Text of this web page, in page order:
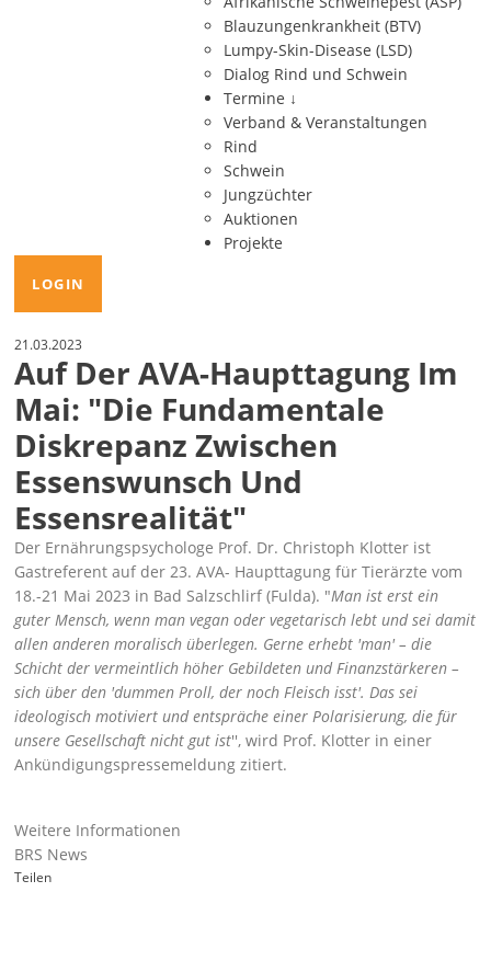
Blauzungenkrankheit (BTV)
Lumpy-Skin-Disease (LSD)
Dialog Rind und Schwein
Termine ↓
Verband & Veranstaltungen
Rind
Schwein
Jungzüchter
Auktionen
Projekte
LOGIN
21.03.2023
Auf Der AVA-Haupttagung Im
Mai: "Die Fundamentale
Diskrepanz Zwischen
Essenswunsch Und
Essensrealität"
Der Ernährungspsychologe Prof. Dr. Christoph Klotter ist
Gastreferent auf der23. AVA- Haupttagung für Tierärzte vom
18.-21 Mai 2023 in Bad Salzschlirf (Fulda). "Man ist erst ein
guter Mensch, wenn man vegan oder vegetarisch lebt und sei damit
allen anderen moralisch überlegen. Gerne erhebt 'man' – die
Schicht der vermeintlich höher Gebildeten und Finanzstärkeren –
sich über den 'dummen Proll, der noch Fleisch isst'. Das sei
ideologisch motiviert und entspräche einer Polarisierung, die für
unsere Gesellschaft nicht gut ist'', wird Prof. Klotter in einer
Ankündigungspressemeldung zitiert.
Weitere Informationen
BRS News
Teilen